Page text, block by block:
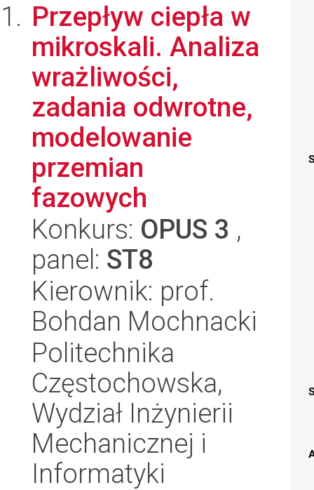
Przepływ ciepła w
mikroskali. Analiza
wrażliwości,
zadania odwrotne,
modelowanie
przemian
fazowych
Konkurs: OPUS 3 ,
panel: ST8
Kierownik: prof.
Bohdan Mochnacki
Politechnika
Częstochowska,
Wydział Inżynierii
Mechanicznej i
Informatyki